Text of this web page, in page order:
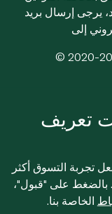
يرجى إرسال بريد
تعريف
تجربة التسوق أكثر
بالضغط على "قبول"،
الخاصة بنا.